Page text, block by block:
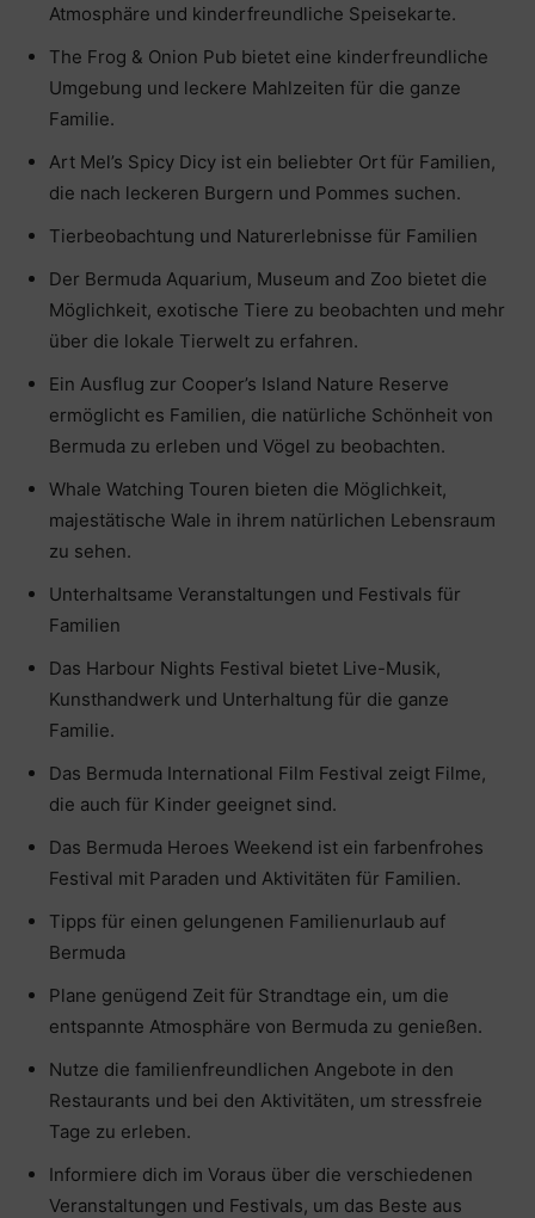
Atmosphäre und kinderfreundliche Speisekarte.
The Frog & Onion Pub bietet eine kinderfreundliche
Umgebung und leckere Mahlzeiten für die ganze
Familie.
Art Mel’s Spicy Dicy ist ein beliebter Ort für Familien,
die nach leckeren Burgern und Pommes suchen.
Tierbeobachtung und Naturerlebnisse für Familien
Der Bermuda Aquarium, Museum and Zoo bietet die
Möglichkeit, exotische Tiere zu beobachten und mehr
über die lokale Tierwelt zu erfahren.
Ein Ausflug zur Cooper’s Island Nature Reserve
ermöglicht es Familien, die natürliche Schönheit von
Bermuda zu erleben und Vögel zu beobachten.
Whale Watching Touren bieten die Möglichkeit,
majestätische Wale in ihrem natürlichen Lebensraum
zu sehen.
Unterhaltsame Veranstaltungen und Festivals für
Familien
Das Harbour Nights Festival bietet Live-Musik,
Kunsthandwerk und Unterhaltung für die ganze
Familie.
Das Bermuda International Film Festival zeigt Filme,
die auch für Kinder geeignet sind.
Das Bermuda Heroes Weekend ist ein farbenfrohes
Festival mit Paraden und Aktivitäten für Familien.
Tipps für einen gelungenen Familienurlaub auf
Bermuda
Plane genügend Zeit für Strandtage ein, um die
entspannte Atmosphäre von Bermuda zu genießen.
Nutze die familienfreundlichen Angebote in den
Restaurants und bei den Aktivitäten, um stressfreie
Tage zu erleben.
Informiere dich im Voraus über die verschiedenen
Veranstaltungen und Festivals, um das Beste aus